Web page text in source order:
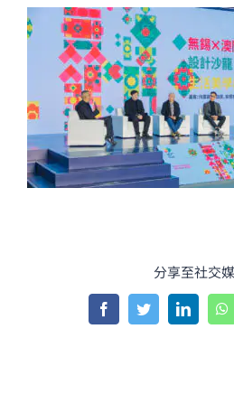
分享至社交
FacebookTwitterLinkedIn